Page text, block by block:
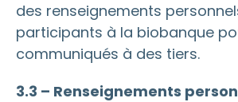
des renseignements
participants à la biobanque
communiqués à des tiers.
3.3 – Renseignements